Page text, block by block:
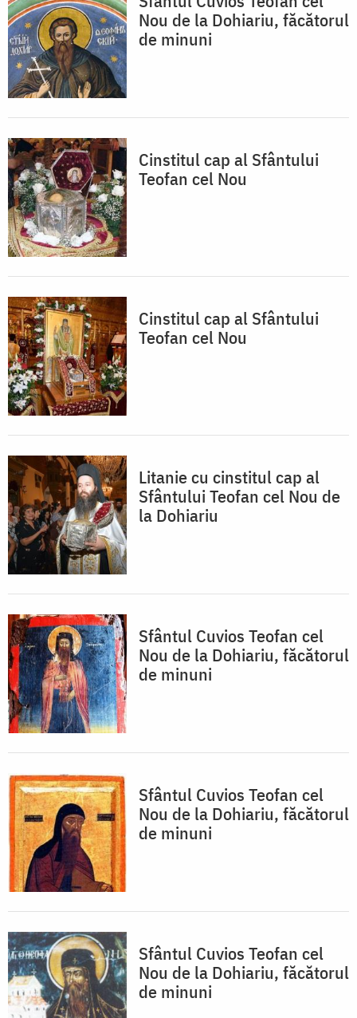
Nou de la Dohiariu, făcătorul
de minuni
Cinstitul cap al Sfântului
Teofan cel Nou
Cinstitul cap al Sfântului
Teofan cel Nou
Litanie cu cinstitul cap al
Sfântului Teofan cel Nou de
la Dohiariu
Sfântul Cuvios Teofan cel
Nou de la Dohiariu, făcătorul
de minuni
Sfântul Cuvios Teofan cel
Nou de la Dohiariu, făcătorul
de minuni
Sfântul Cuvios Teofan cel
Nou de la Dohiariu, făcătorul
de minuni